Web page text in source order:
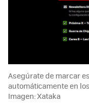
Asegúrate de marcar
automáticamente en
Imagen: Xataka